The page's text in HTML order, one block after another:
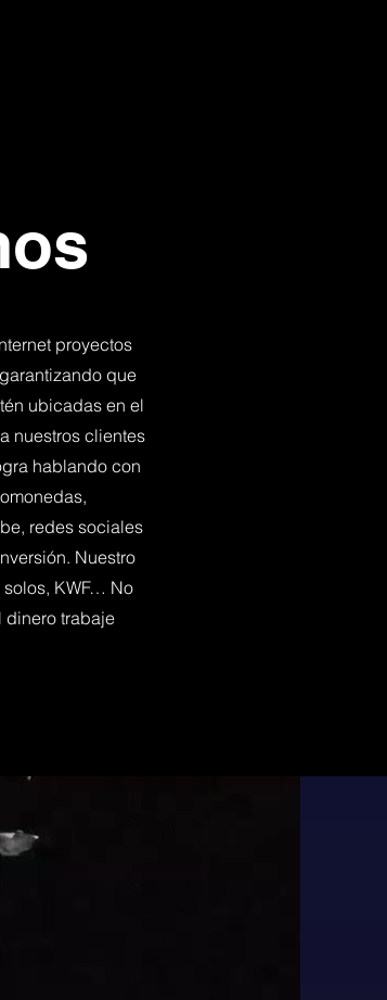
proyectos
que
ubicadas en el
nuestros clientes
hablando con
redes sociales
Nuestro
KWF… No
dinero trabaje